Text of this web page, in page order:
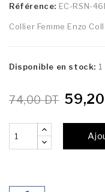
Référence: EC-RSN-
Collier Femme Enzo
Disponible en stock:
74,00 DT